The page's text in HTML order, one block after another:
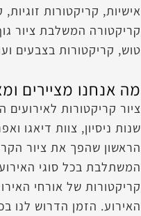
אישיות, קריקטורות
קריקטורה המשלבת ציור
טוש, קריקטורות בצבעים
מה אנחנו מציירים
שנות ניסיון, צוות דיאגו
הראשון שהפך את ציור
המשתלבת בכל סוגי
קריקטורות של אורחי
האירוע. הזמן הדרוש לנו